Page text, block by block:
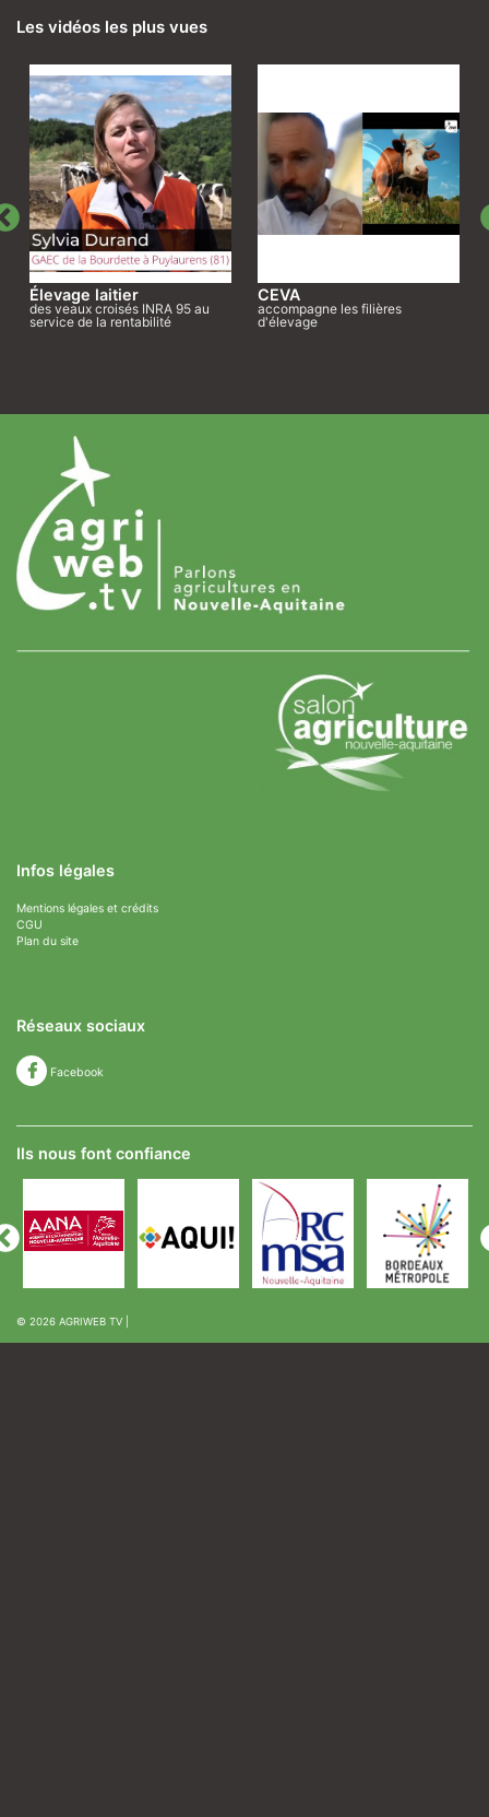
Les vidéos les plus vues
Élevage laitier
des veaux croisés INRA 95 au
service de la rentabilité
CEVA
accompagne les filières
d'élevage
Infos légales
Mentions légales et crédits
CGU
Plan du site
Réseaux sociaux
Facebook
Ils nous font confiance
© 2026 AGRIWEB TV